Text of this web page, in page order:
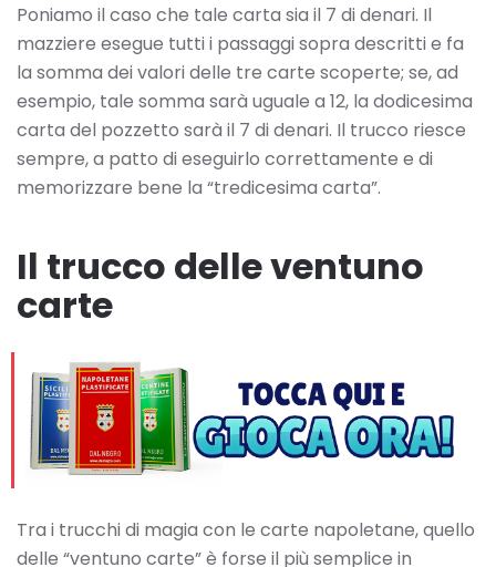
Poniamo il caso che tale carta sia il 7 di denari. Il
mazziere esegue tutti i passaggi sopra descritti e fa
la somma dei valori delle tre carte scoperte; se, ad
esempio, tale somma sarà uguale a 12, la dodicesima
carta del pozzetto sarà il 7 di denari. Il trucco riesce
sempre, a patto di eseguirlo correttamente e di
memorizzare bene la “tredicesima carta”.
Il trucco delle ventuno
carte
Tra i trucchi di magia con le carte napoletane, quello
delle “ventuno carte” è forse il più semplice in